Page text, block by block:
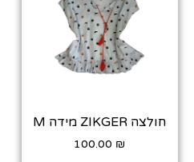
חולצה ZIKGER מידה M
100.00 ₪